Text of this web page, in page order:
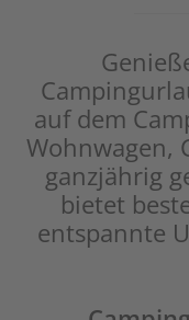
auf dem
Wohnwagen,
ganzjährig
bietet
entspannte